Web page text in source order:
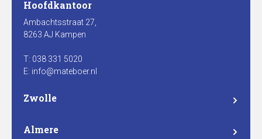
Hoofdkantoor
Ambachtsstraat 27,
8263 AJ Kampen
T: 038 331 5020
E: info@mateboer.nl
Zwolle
8042 PD Zwolle
Almere